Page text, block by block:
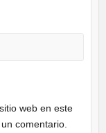
web en este
comentario.